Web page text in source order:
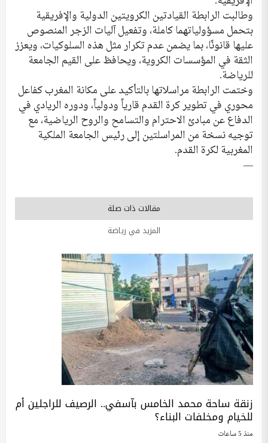
وطالبت الرابطة القيادتين الكرويتين الدولية والإفريقية
بتحمل مسؤولياتهما كاملة، وتفعيل آليات الزجر المنصوص
عليها قانونًا، بما يضمن عدم تكرار مثل هذه السلوكيات، ويعزز
الثقة في المؤسسات الكروية، ويحافظ على القيم الجامعة
للرياضة.
وختمت الرابطة مراسلاتها بالتأكيد على مكانة المغرب كفاعل
محوري في تطوير كرة القدم قارياً ودولياً، ودوره الريادي في
الدفاع عن مبادئ الاحترام والتسامح والروح الرياضية، مع
توجيه نسخة من المراسلتين إلى رئيس الجامعة الملكية
المغربية لكرة القدم.
—
مقالات ذات صلة
المزيد في رياضة
زنقة ساحة محمد الخامس بآسفي.. الرصيف للراجلين أم
للخيام ومخلفات البناء؟
منذ 5 ساعات